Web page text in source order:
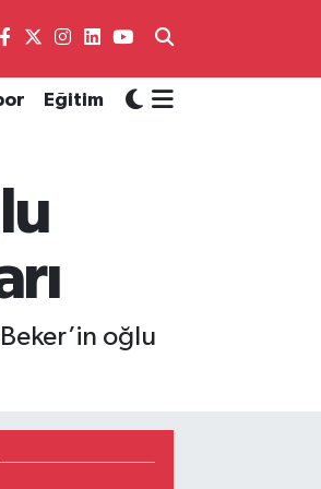
Eğitim
oğlu